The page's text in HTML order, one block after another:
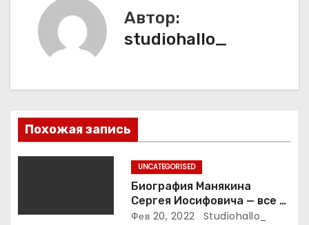
п
о
з
п
Автор:
studiohallo_
Похожая запись
UNCATEGORISED
Биография Манякина
Сергея Иосифовича — все о
ветеране футбола России!
Фев 20, 2022 Studiohallo_